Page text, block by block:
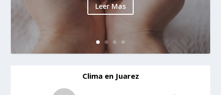
Leer Mas
Clima en Juarez